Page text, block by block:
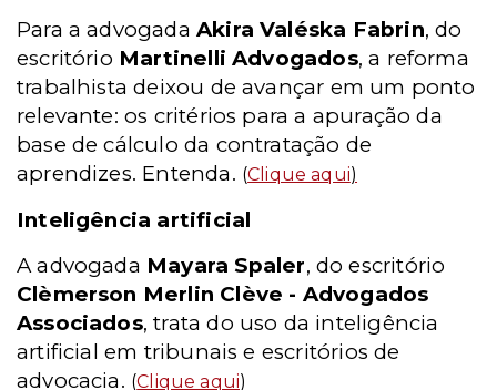
Para a advogada Akira Valéska Fabrin, do
escritório Martinelli Advogados, a reforma
trabalhista deixou de avançar em um ponto
relevante: os critérios para a apuração da
base de cálculo da contratação de
aprendizes. Entenda. (Clique aqui)
Inteligência artificial
A advogada Mayara Spaler, do escritório
Clèmerson Merlin Clève - Advogados
Associados, trata do uso da inteligência
artificial em tribunais e escritórios de
advocacia. (Clique aqui)